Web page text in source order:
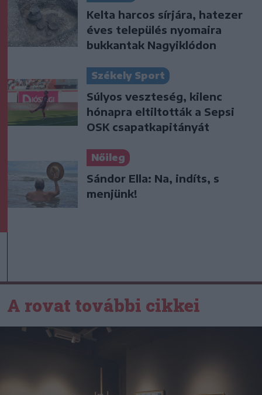
Kelta harcos sírjára, hatezer
éves település nyomaira
bukkantak Nagyiklódon
Székely Sport
Súlyos veszteség, kilenc
hónapra eltiltották a Sepsi
OSK csapatkapitányát
Nőileg
Sándor Ella: Na, indíts, s
menjünk!
A rovat további cikkei